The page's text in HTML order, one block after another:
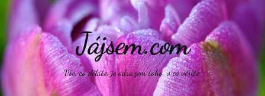
Jájsem.com
Vše, co děláte, je odrazem toho, v co věříte.